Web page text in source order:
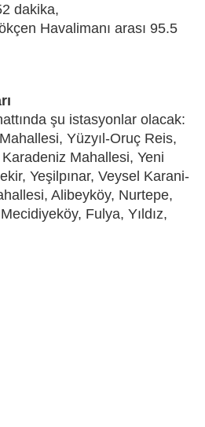
dakika,
Havalimanı arası 95.5
şu istasyonlar olacak:
Yüzyıl-Oruç Reis,
Mahallesi, Yeni
Yeşilpınar, Veysel Karani-
Alibeyköy, Nurtepe,
Fulya, Yıldız,